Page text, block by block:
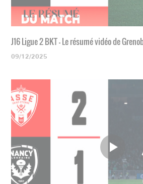
J16 Ligue 2 BKT - Le résumé vidéo de
09/12/2025